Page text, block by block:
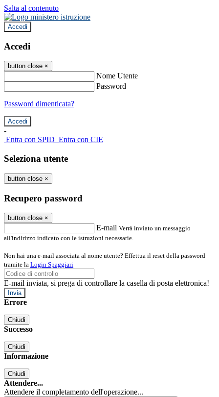
Salta al contenuto
Accedi
Accedi
button close ×
Nome Utente
Password
Password dimenticata?
-
Entra con SPID Entra con CIE
Seleziona utente
button close ×
Recupero password
button close ×
E-mail Verrà inviato un messaggio
all'indirizzo indicato con le istruzioni necessarie.
Non hai una e-mail associata al nome utente? Effettua il reset della password
tramite la Login Spaggiari
E-mail inviata, si prega di controllare la casella di posta elettronica!
Errore
Chiudi
Successo
Chiudi
Informazione
Chiudi
Attendere...
Attendere il completamento dell'operazione...